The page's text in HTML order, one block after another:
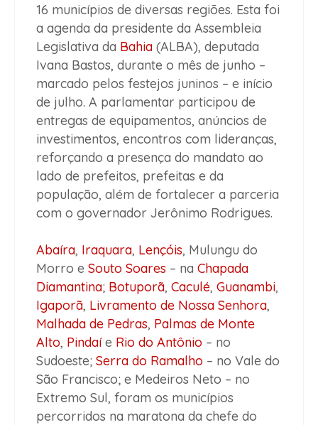
16 municípios de diversas regiões. Esta foi
a agenda da presidente da Assembleia
Legislativa da Bahia (ALBA), deputada
Ivana Bastos, durante o mês de junho –
marcado pelos festejos juninos – e início
de julho. A parlamentar participou de
entregas de equipamentos, anúncios de
investimentos, encontros com lideranças,
reforçando a presença do mandato ao
lado de prefeitos, prefeitas e da
população, além de fortalecer a parceria
com o governador Jerônimo Rodrigues.
Abaíra, Iraquara, Lençóis, Mulungu do
Morro e Souto Soares – na Chapada
Diamantina; Botuporã, Caculé, Guanambi,
Igaporã, Livramento de Nossa Senhora,
Malhada de Pedras, Palmas de Monte
Alto, Pindaíe Rio do Antônio – no
Sudoeste; Serra do Ramalho – no Vale do
São Francisco; e Medeiros Neto – no
Extremo Sul, foram os municípios
percorridos na maratona da chefe do